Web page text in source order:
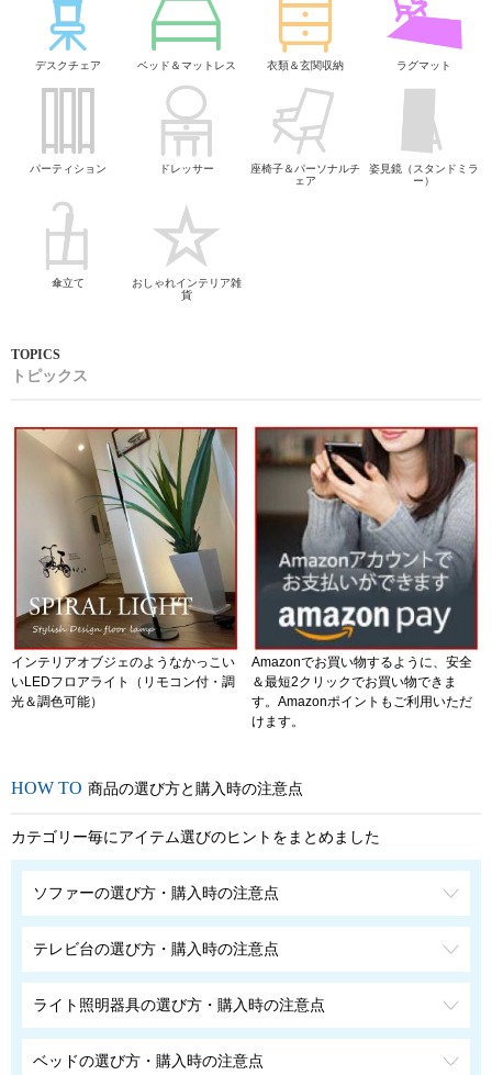
デスクチェア ベッド＆マットレス 衣類＆玄関収納 ラグマット
パーティション ドレッサー
座椅子＆パーソナルチ
ェア
姿見鏡（スタンドミラ
ー）
傘立て
おしゃれインテリア雑
貨
トピックス
インテリアオブジェのようなかっこい
いLEDフロアライト（リモコン付・調
光＆調色可能）
Amazonでお買い物するように、安全
＆最短2クリックでお買い物できま
す。Amazonポイントもご利用いただ
けます。
商品の選び方と購入時の注意点
カテゴリー毎にアイテム選びのヒントをまとめました
ソファーの選び方・購入時の注意点
テレビ台の選び方・購入時の注意点
ライト照明器具の選び方・購入時の注意点
ベッドの選び方・購入時の注意点